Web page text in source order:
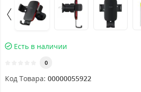
Есть в наличии
0
Код Товара: 00000055922